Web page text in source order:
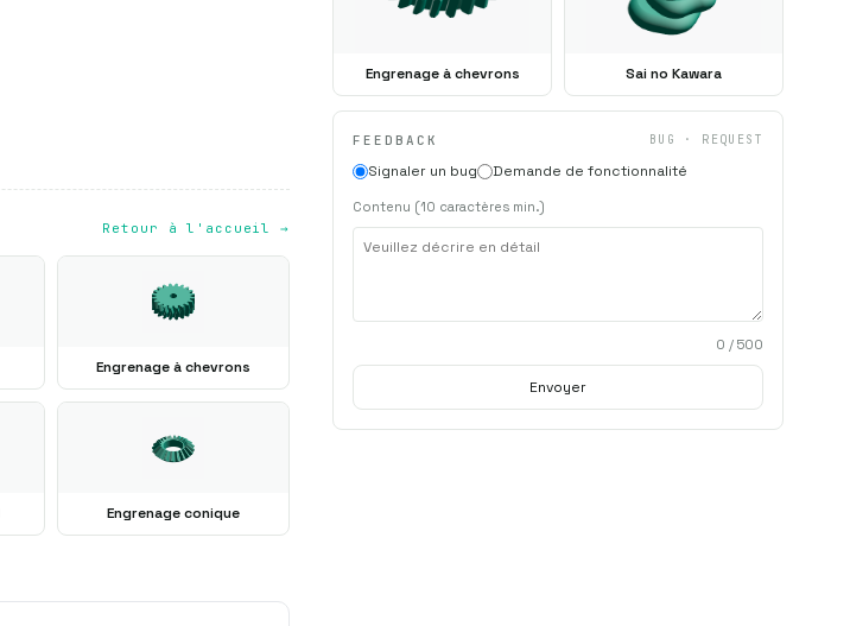
Retour à l'accueil →
Engrenage à chevrons
Engrenage conique
Engrenage à chevrons Sai no Kawara
FEEDBACK BUG · REQUEST
Signaler un bug Demande de fonctionnalité
Contenu (10 caractères min.)
0 / 500
Envoyer